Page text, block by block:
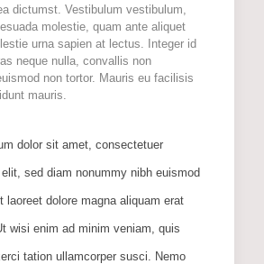
dictumst. Vestibulum vestibulum,
molestie, quam ante aliquet
urna sapien at lectus. Integer id
neque nulla, convallis non
non tortor. Mauris eu facilisis
mauris.
dolor sit amet, consectetuer
sed diam nonummy nibh euismod
laoreet dolore magna aliquam erat
wisi enim ad minim veniam, quis
tation ullamcorper susci. Nemo